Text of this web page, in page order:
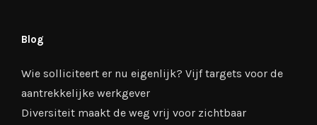
Blog
Wie solliciteert er nu eigenlijk? Vijf targets voor de
aantrekkelijke werkgever
Diversiteit maakt de weg vrij voor zichtbaar